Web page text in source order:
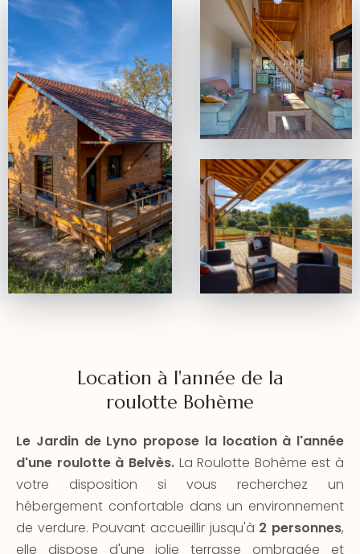
Location à l'année de la
roulotte Bohème
Le Jardin de Lyno propose la location à l'année
d'une roulotte à Belvès.La Roulotte Bohème est à
votre disposition si vous recherchez un
hébergement confortable dans un environnement
de verdure. Pouvant accueillir jusqu'à 2 personnes,
elle dispose d'une jolie terrasse ombragée et